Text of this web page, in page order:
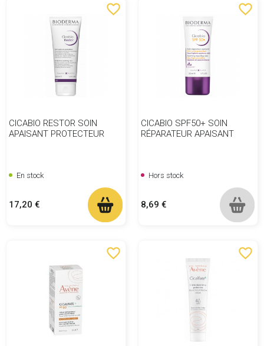
favorite_border
CICABIO RESTOR SOIN
APAISANT PROTECTEUR
En stock
Prix
17,20 €
favorite_border
CICABIO SPF50+ SOIN
RÉPARATEUR APAISANT
Hors stock
Prix
8,69 €
favorite_border favorite_border